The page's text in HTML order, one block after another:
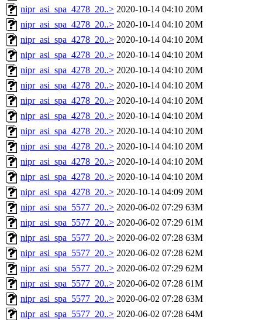
nipr_asi_spa_4278_20..> 2020-10-14 04:10 20M
nipr_asi_spa_4278_20..> 2020-10-14 04:10 20M
nipr_asi_spa_4278_20..> 2020-10-14 04:10 20M
nipr_asi_spa_4278_20..> 2020-10-14 04:10 20M
nipr_asi_spa_4278_20..> 2020-10-14 04:10 20M
nipr_asi_spa_4278_20..> 2020-10-14 04:10 20M
nipr_asi_spa_4278_20..> 2020-10-14 04:10 20M
nipr_asi_spa_4278_20..> 2020-10-14 04:10 20M
nipr_asi_spa_4278_20..> 2020-10-14 04:10 20M
nipr_asi_spa_4278_20..> 2020-10-14 04:10 20M
nipr_asi_spa_4278_20..> 2020-10-14 04:10 20M
nipr_asi_spa_4278_20..> 2020-10-14 04:10 20M
nipr_asi_spa_4278_20..> 2020-10-14 04:09 20M
nipr_asi_spa_5577_20..> 2020-06-02 07:29 63M
nipr_asi_spa_5577_20..> 2020-06-02 07:29 61M
nipr_asi_spa_5577_20..> 2020-06-02 07:28 63M
nipr_asi_spa_5577_20..> 2020-06-02 07:28 62M
nipr_asi_spa_5577_20..> 2020-06-02 07:29 62M
nipr_asi_spa_5577_20..> 2020-06-02 07:28 61M
nipr_asi_spa_5577_20..> 2020-06-02 07:28 63M
nipr_asi_spa_5577_20..> 2020-06-02 07:28 64M